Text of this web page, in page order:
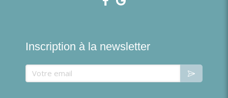
Inscription à la newsletter
Votre email